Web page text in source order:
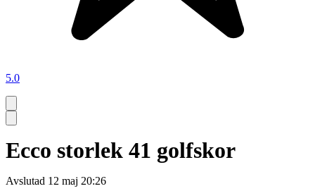
5.0
Ecco storlek 41 golfskor
Avslutad 12 maj 20:26